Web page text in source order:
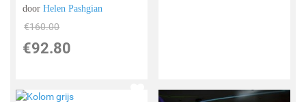
doorHelen Pashgian
€160.00
€92.80